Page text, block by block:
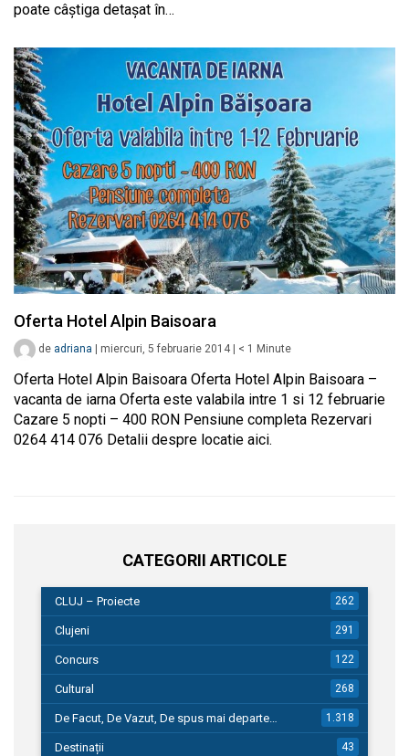
poate câștiga detașat în…
Oferta Hotel Alpin Baisoara
de adriana miercuri, 5 februarie 2014 < 1 Minute
Oferta Hotel Alpin Baisoara Oferta Hotel Alpin Baisoara –
vacanta de iarna Oferta este valabila intre 1 si 12 februarie
Cazare 5 nopti – 400 RON Pensiune completa Rezervari
0264 414 076 Detalii despre locatie aici.
CATEGORII ARTICOLE
CLUJ – Proiecte 262
Clujeni 291
Concurs 122
Cultural 268
De Facut, De Vazut, De spus mai departe… 1.318
Destinații 43